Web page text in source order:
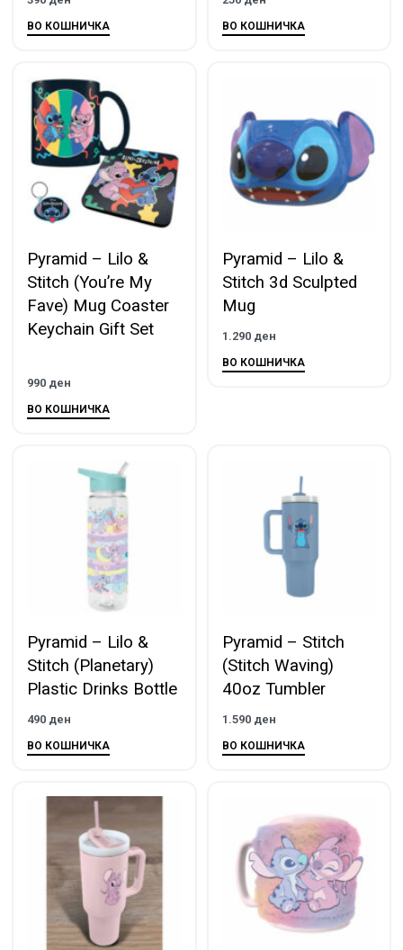
ВО КОШНИЧКА ВО КОШНИЧКА
Pyramid – Lilo &
Stitch (You’re My
Fave) Mug Coaster
Keychain Gift Set
990 ден
ВО КОШНИЧКА
Pyramid – Lilo &
Stitch 3d Sculpted
Mug
1.290 ден
ВО КОШНИЧКА
Pyramid – Lilo &
Stitch (Planetary)
Plastic Drinks Bottle
490 ден
ВО КОШНИЧКА
Pyramid – Stitch
(Stitch Waving)
40oz Tumbler
1.590 ден
ВО КОШНИЧКА